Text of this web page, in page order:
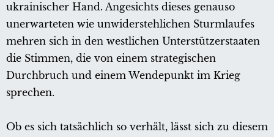
ukrainischer Hand. Angesichts dieses genauso
unerwarteten wie unwiderstehlichen Sturmlaufes
mehren sich in den westlichen Unterstützerstaaten
die Stimmen, die von einem strategischen
Durchbruch und einem Wendepunkt im Krieg
sprechen.
Ob es sich tatsächlich so verhält, lässt sich zu diesem